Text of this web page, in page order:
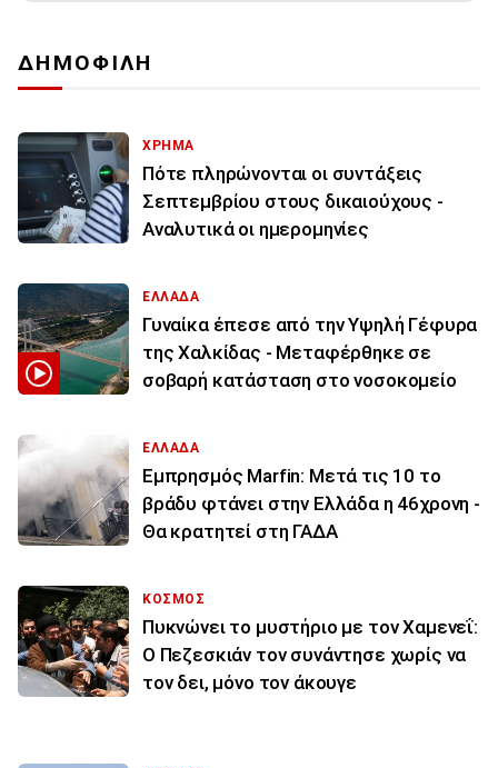
ΔΗΜΟΦΙΛΗ
ΧΡΗΜΑ
Πότε πληρώνονται οι συντάξεις
Σεπτεμβρίου στους δικαιούχους -
Αναλυτικά οι ημερομηνίες
ΕΛΛΑΔΑ
Γυναίκα έπεσε από την Υψηλή Γέφυρα
της Χαλκίδας - Μεταφέρθηκε σε
σοβαρή κατάσταση στο νοσοκομείο
ΕΛΛΑΔΑ
Εμπρησμός Marfin: Μετά τις 10 το
βράδυ φτάνει στην Ελλάδα η 46χρονη -
Θα κρατητεί στη ΓΑΔΑ
ΚΟΣΜΟΣ
Πυκνώνει το μυστήριο με τον Χαμενεΐ:
Ο Πεζεσκιάν τον συνάντησε χωρίς να
τον δει, μόνο τον άκουγε